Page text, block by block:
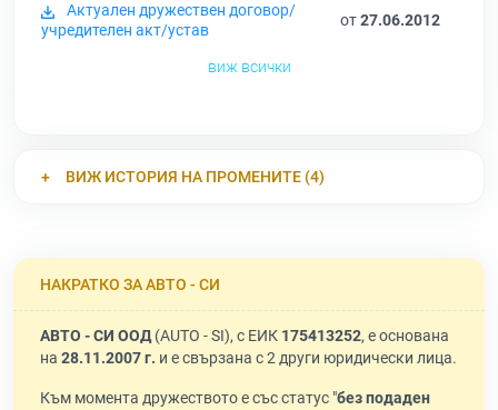
Актуален дружествен договор/
учредителен акт/устав
от27.06.2012
виж всички
ВИЖ ИСТОРИЯ НА ПРОМЕНИТЕ (4)
НАКРАТКО ЗА АВТО - СИ
АВТО - СИ ООД(AUTO - SI), с ЕИК 175413252, е основана
на 28.11.2007 г. и е свързана с 2 други юридически лица.
Към момента дружеството е със статус "без подаден